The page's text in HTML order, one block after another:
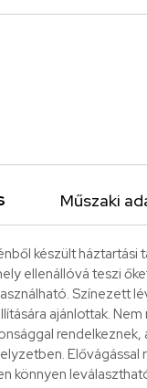
Műszaki
készült háztartási
ellenállóvá teszi
Színezett
ajánlottak.
rendelkeznek,
Elővágással
könnyen